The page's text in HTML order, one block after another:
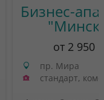
Бизнес-
от 2 950
пр. Мира
стандарт,